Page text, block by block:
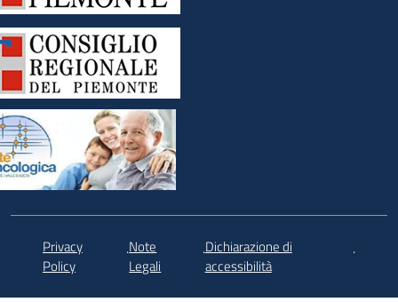
Privacy
Policy
.Note
Legali
.Dichiarazione di
accessibilità
.